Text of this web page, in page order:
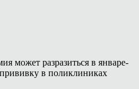
может разразиться в январе-
в поликлиниках